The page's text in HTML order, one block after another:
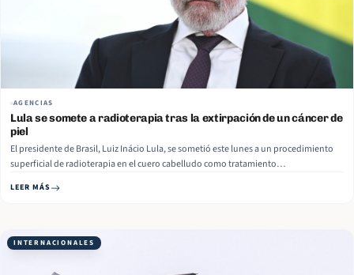
AGENCIAS
Lula se somete a radioterapia tras la extirpación de un cáncer de
piel
El presidente de Brasil, Luiz Inácio Lula, se sometió este lunes a un procedimiento
superficial de radioterapia en el cuero cabelludo como tratamiento
boletín médico del Hospital Sirio Libanés, difundido por la prensa, “tras la
LEER MÁS
INTERNACIONALES